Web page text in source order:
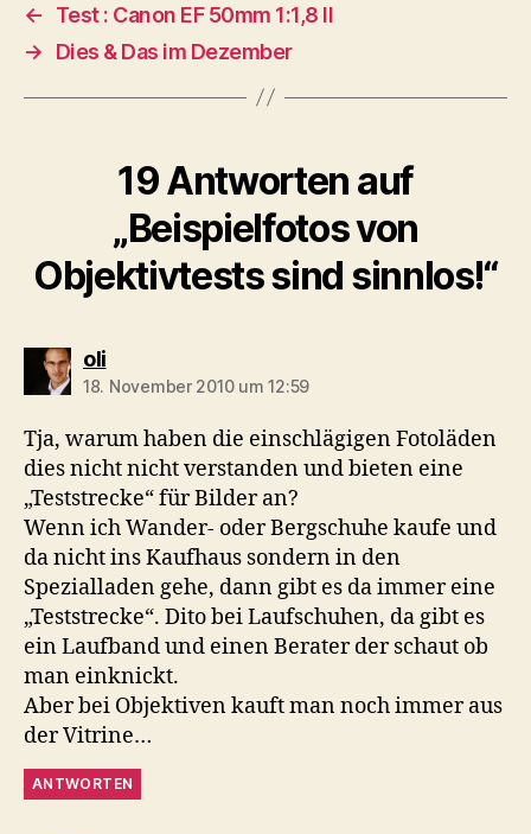
←
Test : Canon EF 50mm 1:1,8 II
→
Dies & Das im Dezember
19 Antworten auf
„Beispielfotos von
Objektivtests sind sinnlos!“
olisagt:
18. November 2010 um 12:59
Tja, warum haben die einschlägigen Fotoläden
dies nicht nicht verstanden und bieten eine
„Teststrecke“ für Bilder an?
Wenn ich Wander- oder Bergschuhe kaufe und
da nicht ins Kaufhaus sondern in den
Spezialladen gehe, dann gibt es da immer eine
„Teststrecke“. Dito bei Laufschuhen, da gibt es
ein Laufband und einen Berater der schaut ob
man einknickt.
Aber bei Objektiven kauft man noch immer aus
der Vitrine…
ANTWORTEN